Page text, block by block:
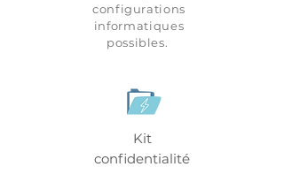
configurations
informatiques
possibles.
Kit
confidentialité